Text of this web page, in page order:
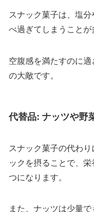
スナック菓子は、塩
べ過ぎてしまうことが
空腹感を満たすのに
の大敵です。
代替品: ナッツや野
スナック菓子の代わ
ックを摂ることで、
つになります。
また、ナッツは少量